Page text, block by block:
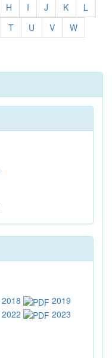
H I J K
L
T U V
W
2018
2019
2022
2023